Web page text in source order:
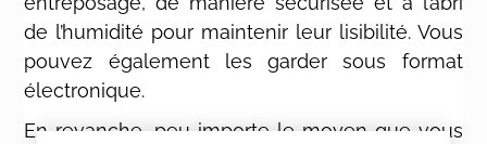
de l’humidité pour maintenir leur lisibilité. Vous
pouvez également les garder sous format
électronique.
En revanche, peu importe le moyen que vous